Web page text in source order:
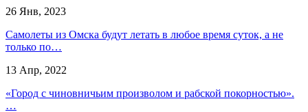
26 Янв, 2023
Самолеты из Омска будут летать в любое время суток, а не
только по…
13 Апр, 2022
«Город с чиновничьим произволом и рабской покорностью».
…